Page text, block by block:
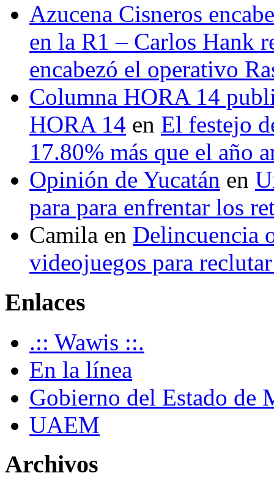
Azucena Cisneros
en la R1 – Carlos Hank
encabezó el operativo
Columna HORA 14
HORA 14 en El festejo
17.80% más que el año
Opinión de Yucatán en
para para enfrentar los
Camila en Delincuencia
videojuegos para
Enlaces
.:: Wawis ::.
En la línea
Gobierno del Estado de
UAEM
Archivos